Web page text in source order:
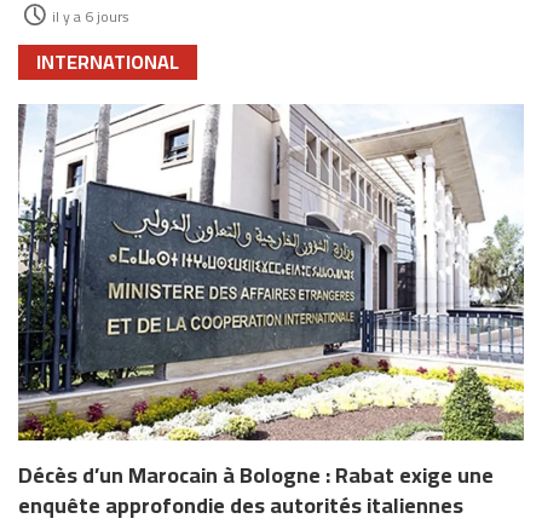
il y a 6 jours
INTERNATIONAL
Décès d’un Marocain à Bologne : Rabat exige une
enquête approfondie des autorités italiennes